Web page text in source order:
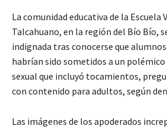
La comunidad educativa de la Escuela
Talcahuano, en la región del Bío Bío,
indignada tras conocerse que
habrían sido sometidos a un
sexual que incluyó tocamientos,
con contenido para adultos, según
Las imágenes de los apoderados